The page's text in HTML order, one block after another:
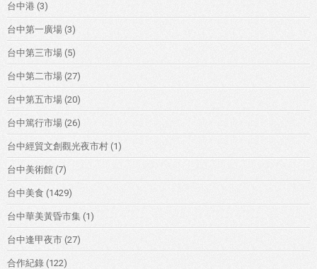
台中港 (3)
台中第一廣場 (3)
台中第三市場 (5)
台中第二市場 (27)
台中第五市場 (20)
台中篤行市場 (26)
台中經貿文創觀光夜市村 (1)
台中美術館 (7)
台中美食 (1429)
台中華美黃昏市集 (1)
台中逢甲夜市 (27)
合作紀錄 (122)